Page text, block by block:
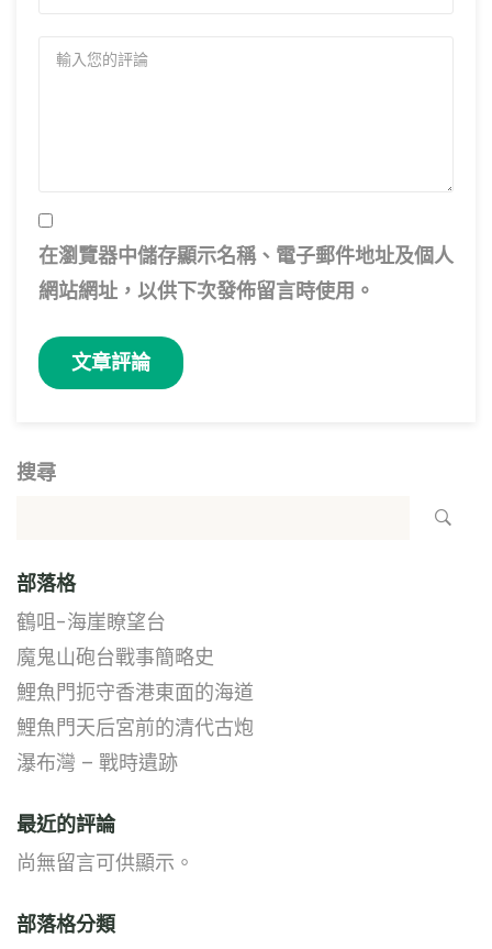
在瀏覽器中儲存顯示名稱、電子郵件地址及個人
網站網址，以供下次發佈留言時使用。
搜尋
部落格
鶴咀-海崖瞭望台
魔鬼山砲台戰事簡略史
鯉魚門扼守香港東面的海道
鯉魚門天后宮前的清代古炮
瀑布灣 – 戰時遺跡
最近的評論
尚無留言可供顯示。
部落格分類